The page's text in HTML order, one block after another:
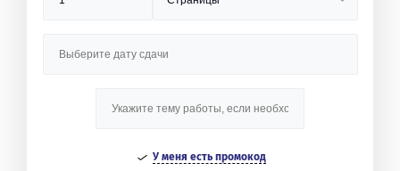
У меня есть промокод